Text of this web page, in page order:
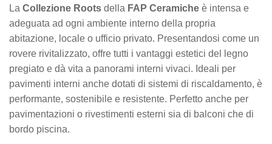
La Collezione Roots della FAP Ceramiche è intensa e
adeguata ad ogni ambiente interno della propria
abitazione, locale o ufficio privato. Presentandosi come un
rovere rivitalizzato, offre tutti i vantaggi estetici del legno
pregiato e dà vita a panorami interni vivaci. Ideali per
pavimenti interni anche dotati di sistemi di riscaldamento, è
performante, sostenibile e resistente. Perfetto anche per
pavimentazioni o rivestimenti esterni sia di balconi che di
bordo piscina.